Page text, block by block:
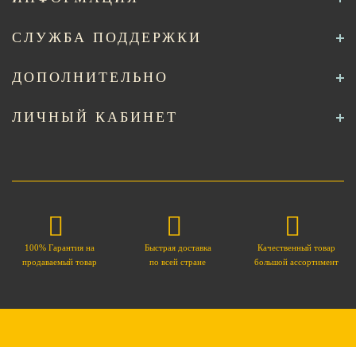
СЛУЖБА ПОДДЕРЖКИ
ДОПОЛНИТЕЛЬНО
ЛИЧНЫЙ КАБИНЕТ
100% Гарантия на
продаваемый товар
Быстрая доставка
по всей стране
Качественный товар
большой ассортимент